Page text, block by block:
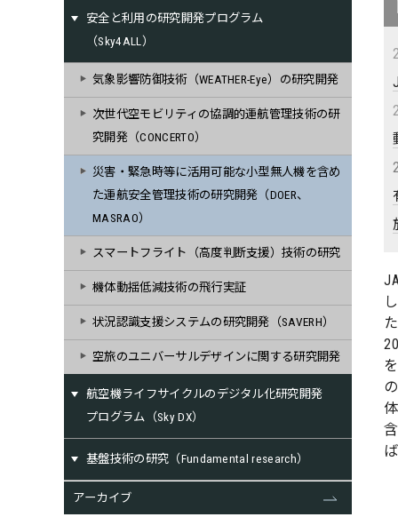
安全と利用の研究開発プログラム
（Sky4ALL）
気象影響防御技術（WEATHER-Eye）の研究開発
次世代空モビリティの協調的運航管理技術の研
究開発（CONCERTO）
災害・緊急時等に活用可能な小型無人機を含め
た運航安全管理技術の研究開発（DOER、
MASRAO）
スマートフライト（高度判断支援）技術の研究
機体動揺低減技術の飛行実証
状況認識支援システムの研究開発（SAVERH）
空旅のユニバーサルデザインに関する研究開発
航空機ライフサイクルのデジタル化研究開発
プログラム（Sky DX）
基盤技術の研究（Fundamental research）
アーカイブ